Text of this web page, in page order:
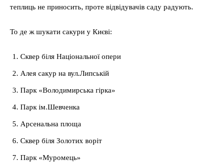
теплиць не приносить, проте відвідувачів саду радують.
То де ж шукати сакури у Києві:
Сквер біля Національної опери
Алея сакур на вул.Липській
Парк «Володимирська гірка»
Парк ім.Шевченка
Арсенальна площа
Сквер біля Золотих воріт
Парк «Муромець»